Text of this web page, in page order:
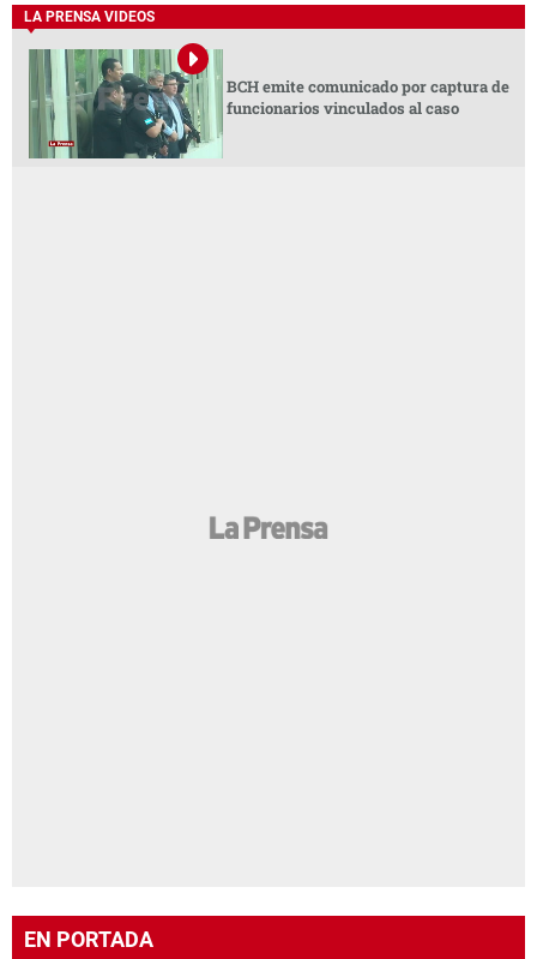
LA PRENSA VIDEOS
BCH emite comunicado por captura de
funcionarios vinculados al caso
EN PORTADA